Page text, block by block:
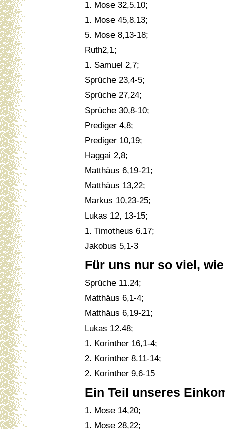
1. Mose 32,5.10;
1. Mose 45,8.13;
5. Mose 8,13-18;
Ruth2,1;
1. Samuel 2,7;
Sprüche 23,4-5;
Sprüche 27,24;
Sprüche 30,8-10;
Prediger 4,8;
Prediger 10,19;
Haggai 2,8;
Matthäus 6,19-21;
Matthäus 13,22;
Markus 10,23-25;
Lukas 12, 13-15;
1. Timotheus 6.17;
Jakobus 5,1-3
Für uns nur so viel,
Sprüche 11.24;
Matthäus 6,1-4;
Matthäus 6,19-21;
Lukas 12.48;
1. Korinther 16,1-4;
2. Korinther 8.11-14;
2. Korinther 9,6-15
Ein Teil unseres
1. Mose 14,20;
1. Mose 28,22;